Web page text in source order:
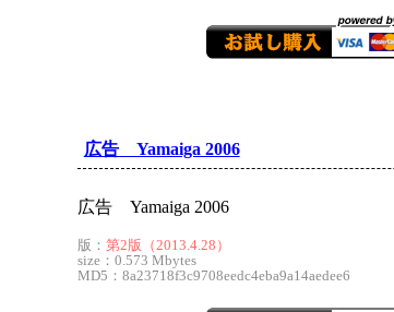
広告 Yamaiga 2006
広告 Yamaiga 2006
版： 第2版（2013.4.28）
size：0.573 Mbytes
MD5：8a23718f3c9708eedc4eba9a14aedee6